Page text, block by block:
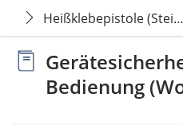
Heißklebepistole
Bedienung